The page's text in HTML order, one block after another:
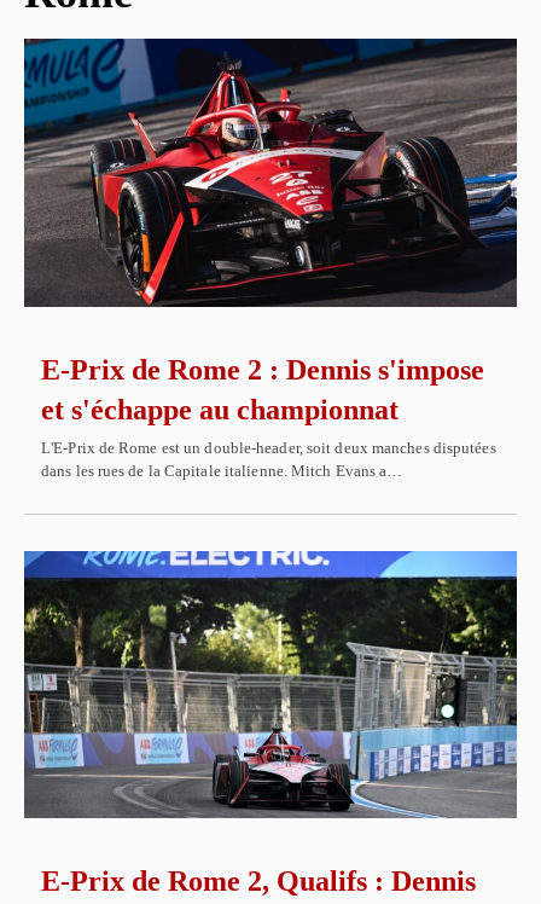
E-Prix de Rome 2 : Dennis s'impose
et s'échappe au championnat
L'E-Prix de Rome est un double-header, soit deux manches disputées
dans les rues de la Capitale italienne. Mitch Evans a…
E-Prix de Rome 2, Qualifs : Dennis